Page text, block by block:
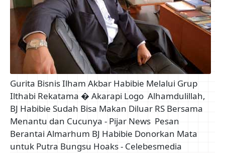
Gurita Bisnis Ilham Akbar Habibie Melalui Grup
Ilthabi Rekatama � Akarapi Logo Alhamdulillah,
BJ Habibie Sudah Bisa Makan Diluar RS Bersama
Menantu dan Cucunya - Pijar News Pesan
Berantai Almarhum BJ Habibie Donorkan Mata
untuk Putra Bungsu Hoaks - Celebesmedia